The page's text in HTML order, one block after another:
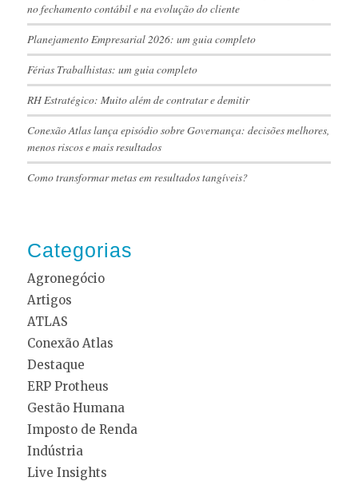
no fechamento contábil e na evolução do cliente
Planejamento Empresarial 2026: um guia completo
Férias Trabalhistas: um guia completo
RH Estratégico: Muito além de contratar e demitir
Conexão Atlas lança episódio sobre Governança: decisões melhores,
menos riscos e mais resultados
Como transformar metas em resultados tangíveis?
Categorias
Agronegócio
Artigos
ATLAS
Conexão Atlas
Destaque
ERP Protheus
Gestão Humana
Imposto de Renda
Indústria
Live Insights